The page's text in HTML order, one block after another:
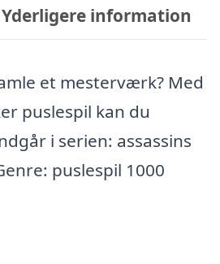
Yderligere information
et mesterværk? Med
puslespil kan du
i serien: assassins
puslespil 1000